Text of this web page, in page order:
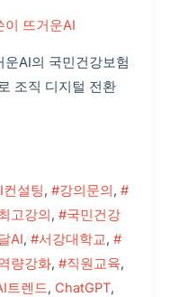
이 뜨거운AI
운AI의 국민건강보험
조직 디지털 전환
설팅, #강의문의, #
고강의, #국민건강
AI, #서강대학교, #
량강화, #직원교육,
트렌드, ChatGPT,